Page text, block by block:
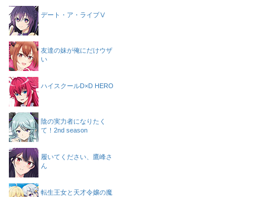
デート・ア・ライブⅤ
友達の妹が俺にだけウザ
い
ハイスクールD×D HERO
陰の実力者になりたく
て！2nd season
履いてください、鷹峰さ
ん
転生王女と天才令嬢の魔